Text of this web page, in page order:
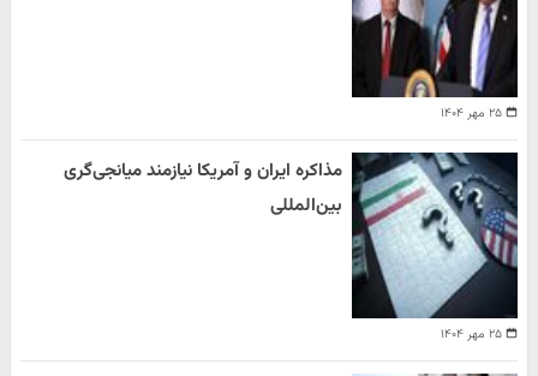
۲۵ مهر ۱۴۰۴
۲۵ مهر ۱۴۰۴
مذاکره ایران و آمریکا نیازمند میانجی‌گری
بین‌المللی